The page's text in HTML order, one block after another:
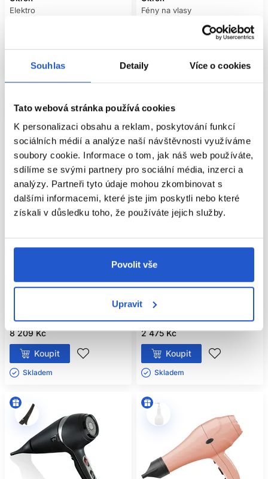
Souhlas Detaily Více o cookies
Tato webová stránka používá cookies
K personalizaci obsahu a reklam, poskytování funkcí
sociálních médií a analýze naší návštěvnosti využíváme
soubory cookie. Informace o tom, jak náš web používáte,
sdílíme se svými partnery pro sociální média, inzerci a
analýzy. Partneři tyto údaje mohou zkombinovat s
dalšími informacemi, které jste jim poskytli nebo které
získali v důsledku toho, že používáte jejich služby.
Povolit vše
Upravit
Elektro
Aktuálně nedostupné
Fény na vlasy
černý
Elektro
8 209 Kč
Koupit
Skladem ㅤ
GHD Flight+ Travel cestovní fén
na vlasy
GHD
2 475 Kč
Koupit
Skladem ㅤ